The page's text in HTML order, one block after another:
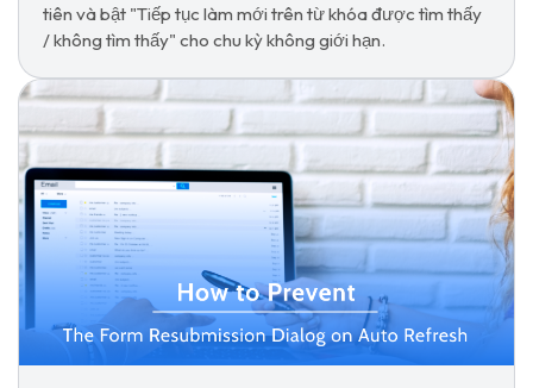
tiên và bật "Tiếp tục làm mới trên từ khóa được tìm thấy
/ không tìm thấy" cho chu kỳ không giới hạn.